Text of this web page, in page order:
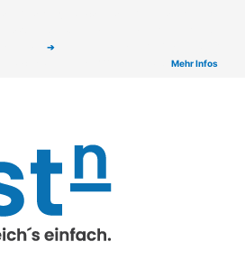
➔
Mehr Infos